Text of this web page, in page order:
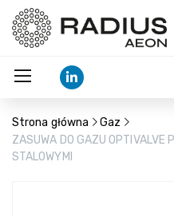
Strona główna
Gaz
ZASUWA DO GAZU OPTIVALVE
STALOWYMI